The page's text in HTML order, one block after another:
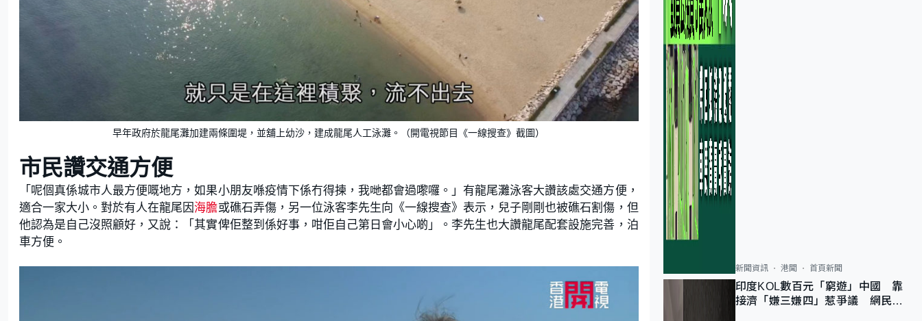
早年政府於龍尾灘加建兩條圍堤，並舖上幼沙，建成龍尾人工泳灘。（開電視節目《一線搜查》截圖）
市民讚交通方便
「呢個真係城市人最方便嘅地方，如果小朋友喺疫情下係冇得揀，我哋都會過嚟囉。」有龍尾灘泳客大讚該處交通方便，
適合一家大小。對於有人在龍尾因海膽或礁石弄傷，另一位泳客李先生向《一線搜查》表示，兒子剛剛也被礁石割傷，但
他認為是自己沒照顧好，又說：「其實俾佢整到係好事，咁佢自己第日會小心啲」。李先生也大讚龍尾配套設施完善，泊
車方便。
新聞資訊 港聞 首頁新聞
印度KOL數百元「窮遊」中國 靠
接濟「嫌三嫌四」惹爭議 網民：